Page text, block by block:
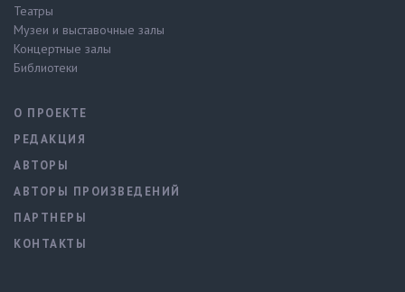
Театры
Музеи и выставочные залы
Концертные залы
Библиотеки
О ПРОЕКТЕ
РЕДАКЦИЯ
АВТОРЫ
АВТОРЫ ПРОИЗВЕДЕНИЙ
ПАРТНЕРЫ
КОНТАКТЫ